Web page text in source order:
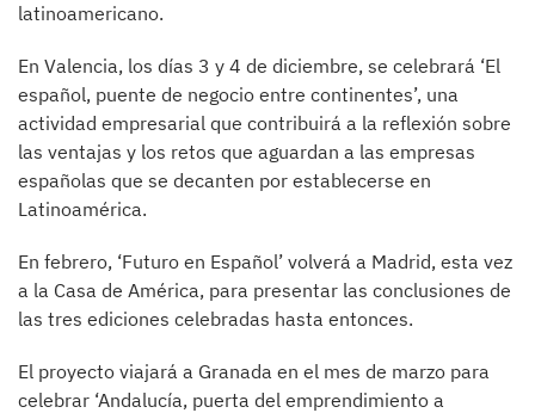
latinoamericano.
En Valencia, los días 3 y 4 de diciembre, se celebrará ‘El
español, puente de negocio entre continentes’, una
actividad empresarial que contribuirá a la reflexión sobre
las ventajas y los retos que aguardan a las empresas
españolas que se decanten por establecerse en
Latinoamérica.
En febrero, ‘Futuro en Español’ volverá a Madrid, esta vez
a la Casa de América, para presentar las conclusiones de
las tres ediciones celebradas hasta entonces.
El proyecto viajará a Granada en el mes de marzo para
celebrar ‘Andalucía, puerta del emprendimiento a